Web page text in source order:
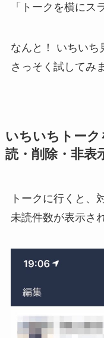
「トークを横にス
なんと！ いちいち
さっそく試してみ
いちいちトー
読・削除・非表
トークに行くと、
未読件数が表示さ